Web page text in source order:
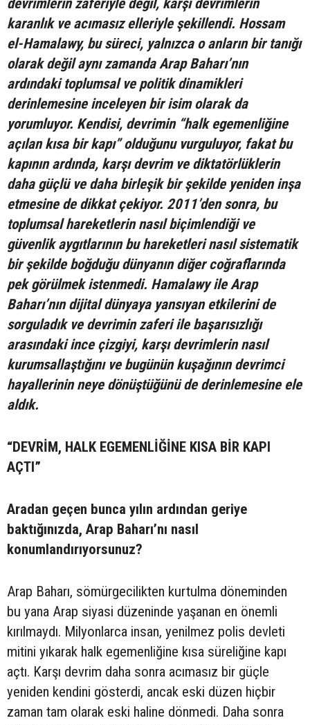
karanlık ve acımasız elleriyle şekillendi. Hossam
el-Hamalawy, bu süreci, yalnızca o anların bir tanığı
olarak değil aynı zamanda Arap Baharı’nın
ardındaki toplumsal ve politik dinamikleri
derinlemesine inceleyen bir isim olarak da
yorumluyor. Kendisi, devrimin “halk egemenliğine
açılan kısa bir kapı” olduğunu vurguluyor, fakat bu
kapının ardında, karşı devrim ve diktatörlüklerin
daha güçlü ve daha birleşik bir şekilde yeniden inşa
etmesine de dikkat çekiyor. 2011’den sonra, bu
toplumsal hareketlerin nasıl biçimlendiği ve
güvenlik aygıtlarının bu hareketleri nasıl sistematik
bir şekilde boğduğu dünyanın diğer coğraflarında
pek görülmek istenmedi. Hamalawy ile Arap
Baharı’nın dijital dünyaya yansıyan etkilerini de
sorguladık ve devrimin zaferi ile başarısızlığı
arasındaki ince çizgiyi, karşı devrimlerin nasıl
kurumsallaştığını ve bugünün kuşağının devrimci
hayallerinin neye dönüştüğünü de derinlemesine ele
aldık.
“DEVRİM, HALK EGEMENLİĞİNE KISA BİR KAPI
AÇTI”
Aradan geçen bunca yılın ardından geriye
baktığınızda, Arap Baharı’nı nasıl
konumlandırıyorsunuz?
Arap Baharı, sömürgecilikten kurtulma döneminden
bu yana Arap siyasi düzeninde yaşanan en önemli
kırılmaydı. Milyonlarca insan, yenilmez polis devleti
mitini yıkarak halk egemenliğine kısa süreliğine kapı
açtı. Karşı devrim daha sonra acımasız bir güçle
yeniden kendini gösterdi, ancak eski düzen hiçbir
zaman tam olarak eski haline dönmedi. Daha sonra